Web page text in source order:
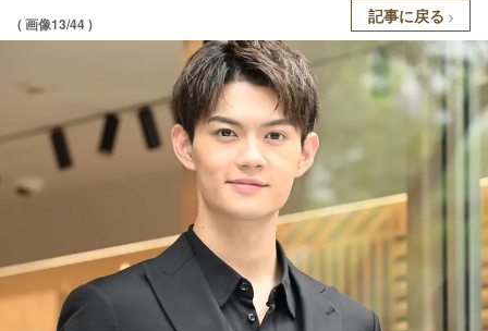
( 画像13/44 ) 記事に戻る